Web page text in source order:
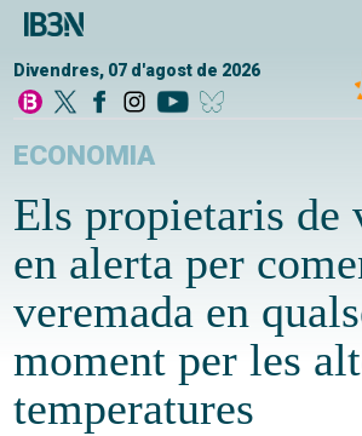
Divendres, 07 d'agost de 2026
ECONOMIA
Els propietaris de
en alerta per
veremada en
moment per les
temperatures